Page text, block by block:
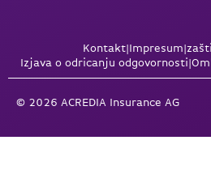
Kontakt|Impresum|
Izjava o odricanju odgovornosti|
© 2026 ACREDIA Insurance AG